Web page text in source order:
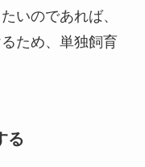
いのであれば、
ため、単独飼育
る